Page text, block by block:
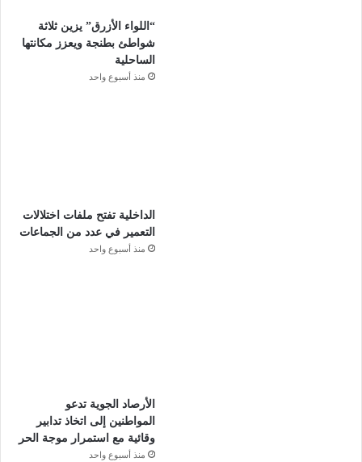
“اللواء الأزرق” يزين ثلاثة
شواطئ بطنجة ويعزز مكانتها
الساحلية
منذ أسبوع واحد
الداخلية تفتح ملفات اختلالات
التعمير في عدد من الجماعات
منذ أسبوع واحد
الأرصاد الجوية تدعو
المواطنين إلى اتخاذ تدابير
وقائية مع استمرار موجة الحر
منذ أسبوع واحد